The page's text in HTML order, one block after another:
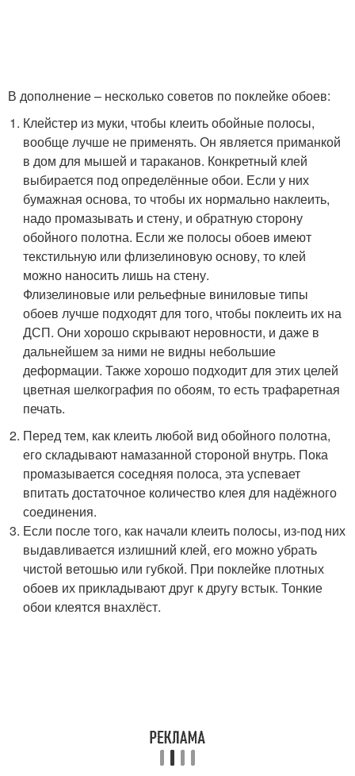
В дополнение – несколько советов по поклейке обоев:
Клейстер из муки, чтобы клеить обойные полосы,
вообще лучше не применять. Он является приманкой
в дом для мышей и тараканов. Конкретный клей
выбирается под определённые обои. Если у них
бумажная основа, то чтобы их нормально наклеить,
надо промазывать и стену, и обратную сторону
обойного полотна. Если же полосы обоев имеют
текстильную или флизелиновую основу, то клей
можно наносить лишь на стену.
Флизелиновые или рельефные виниловые типы
обоев лучше подходят для того, чтобы поклеить их на
ДСП. Они хорошо скрывают неровности, и даже в
дальнейшем за ними не видны небольшие
деформации. Также хорошо подходит для этих целей
цветная шелкография по обоям, то есть трафаретная
печать.
Перед тем, как клеить любой вид обойного полотна,
его складывают намазанной стороной внутрь. Пока
промазывается соседняя полоса, эта успевает
впитать достаточное количество клея для надёжного
соединения.
Если после того, как начали клеить полосы, из-под них
выдавливается излишний клей, его можно убрать
чистой ветошью или губкой. При поклейке плотных
обоев их прикладывают друг к другу встык. Тонкие
обои клеятся внахлёст.